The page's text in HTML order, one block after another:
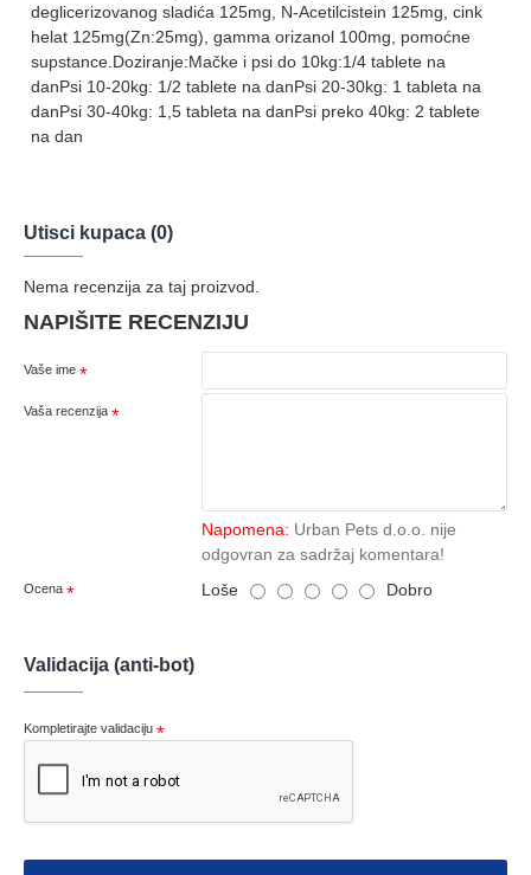
deglicerizovanog sladića 125mg, N-Acetilcistein 125mg, cink
helat 125mg(Zn:25mg), gamma orizanol 100mg, pomoćne
supstance.Doziranje:Mačke i psi do 10kg:1/4 tablete na
danPsi 10-20kg: 1/2 tablete na danPsi 20-30kg: 1 tableta na
danPsi 30-40kg: 1,5 tableta na danPsi preko 40kg: 2 tablete
na dan
Utisci kupaca (0)
Nema recenzija za taj proizvod.
NAPIŠITE RECENZIJU
Vaše ime
Vaša recenzija
Napomena: Urban Pets d.o.o. nije
odgovran za sadržaj komentara!
Ocena Loše Dobro
Validacija (anti-bot)
Kompletirajte validaciju